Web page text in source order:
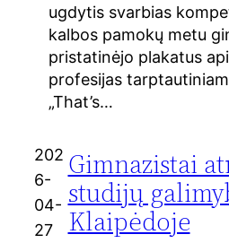
ugdytis svarbias
kalbos pamokų metu
pristatinėjo plakatus
profesijas
„That’s…
202
6-
04-
27
Gimnazistai
studijų
Klaipėdoje